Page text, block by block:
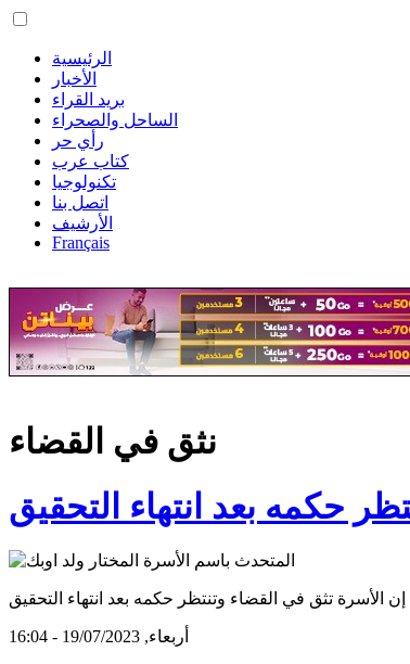
الرئيسية
الأخبار
بريد القراء
الساحل والصحراء
رأي حر
كتاب عرب
تكنولوجيا
اتصل بنا
الأرشيف
Français
نثق في القضاء
حكمه بعد انتهاء التحقيق
أربعاء, 19/07/2023 - 16:04